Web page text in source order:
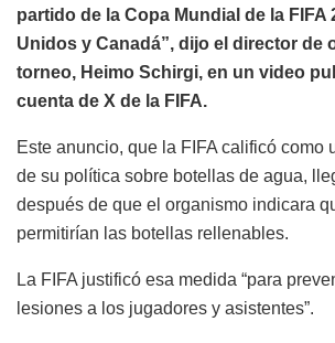
partido de la Copa Mundial de la FIFA
Unidos y Canadá”, dijo el director de
torneo, Heimo Schirgi, en un video
cuenta de X de la FIFA.
Este anuncio, que la FIFA calificó como
de su política sobre botellas de agua,
después de que el organismo indicara
permitirían las botellas rellenables.
La FIFA justificó esa medida “para
lesiones a los jugadores y asistentes”.